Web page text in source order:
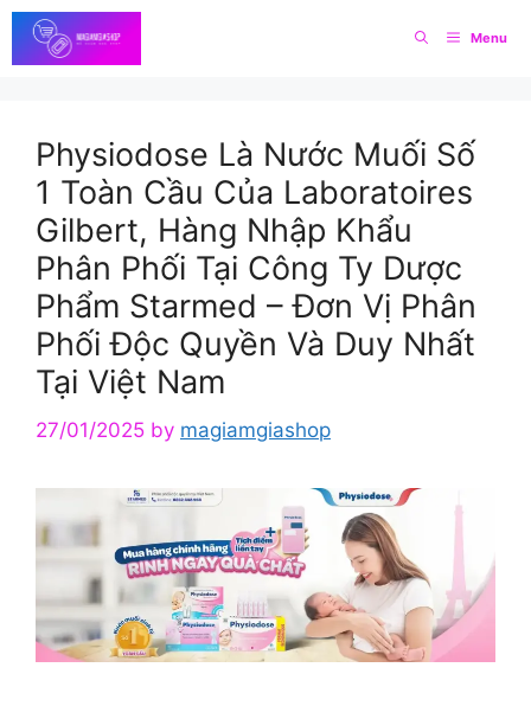
Skip
to
content
Menu
Physiodose Là Nước Muối Số
1 Toàn Cầu Của Laboratoires
Gilbert, Hàng Nhập Khẩu
Phân Phối Tại Công Ty Dược
Phẩm Starmed – Đơn Vị Phân
Phối Độc Quyền Và Duy Nhất
Tại Việt Nam
27/01/2025 by magiamgiashop